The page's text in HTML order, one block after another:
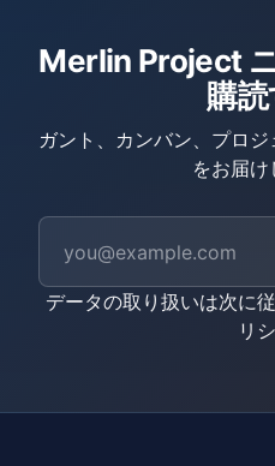
Merlin Project
購
ガント、カンバン、プロ
をお届け
データの取り扱いは次に
リ